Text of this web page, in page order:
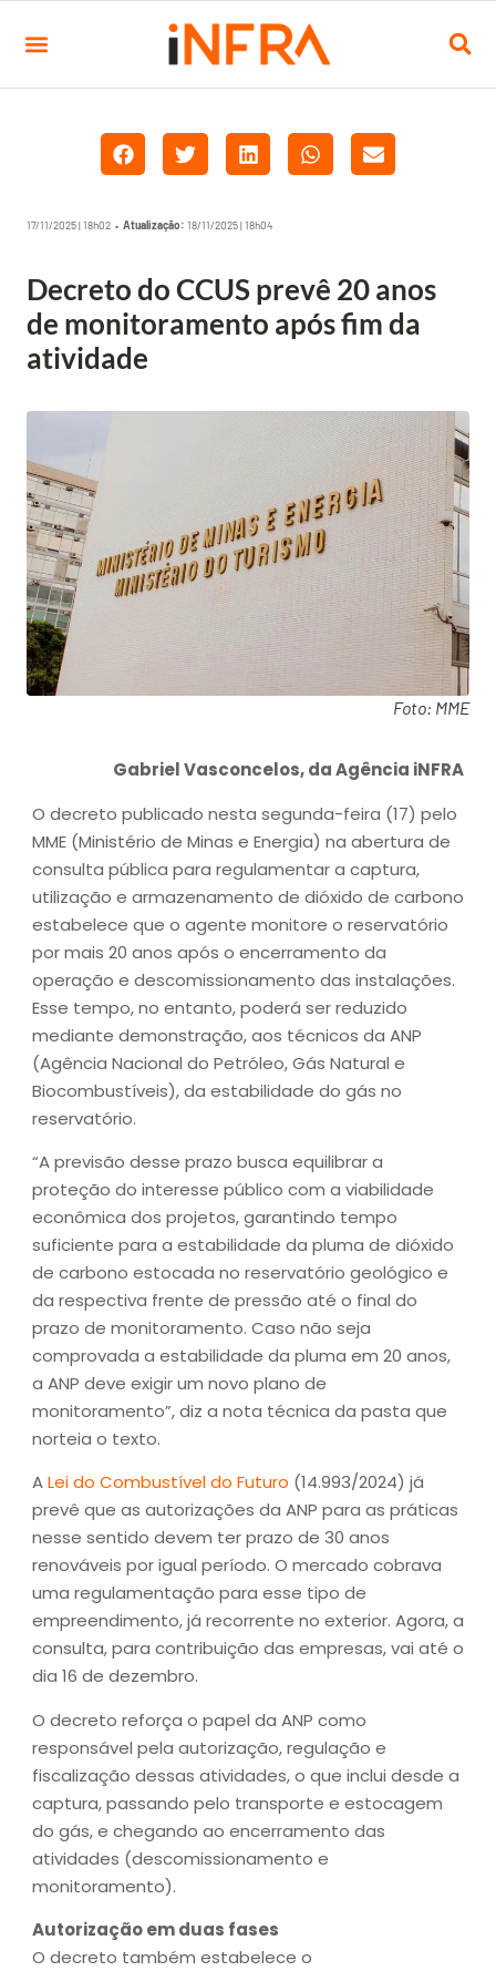
17/11/2025 | 18h02 • Atualização: 18/11/2025 | 18h04
Decreto do CCUS prevê 20 anos
de monitoramento após fim da
atividade
Foto: MME
Gabriel Vasconcelos, da Agência iNFRA
O decreto publicado nesta segunda-feira (17) pelo
MME (Ministério de Minas e Energia) na abertura de
consulta pública para regulamentar a captura,
utilização e armazenamento de dióxido de carbono
estabelece que o agente monitore o reservatório
por mais 20 anos após o encerramento da
operação e descomissionamento das instalações.
Esse tempo, no entanto, poderá ser reduzido
mediante demonstração, aos técnicos da ANP
(Agência Nacional do Petróleo, Gás Natural e
Biocombustíveis), da estabilidade do gás no
reservatório.
“A previsão desse prazo busca equilibrar a
proteção do interesse público com a viabilidade
econômica dos projetos, garantindo tempo
suficiente para a estabilidade da pluma de dióxido
de carbono estocada no reservatório geológico e
da respectiva frente de pressão até o final do
prazo de monitoramento. Caso não seja
comprovada a estabilidade da pluma em 20 anos,
a ANP deve exigir um novo plano de
monitoramento”, diz a nota técnica da pasta que
norteia o texto.
ALei do Combustível do Futuro (14.993/2024) já
prevê que as autorizações da ANP para as práticas
nesse sentido devem ter prazo de 30 anos
renováveis por igual período. O mercado cobrava
uma regulamentação para esse tipo de
empreendimento, já recorrente no exterior. Agora, a
consulta, para contribuição das empresas, vai até o
dia 16 de dezembro.
O decreto reforça o papel da ANP como
responsável pela autorização, regulação e
fiscalização dessas atividades, o que inclui desde a
captura, passando pelo transporte e estocagem
do gás, e chegando ao encerramento das
atividades (descomissionamento e
monitoramento).
Autorização em duas fases
O decreto também estabelece o